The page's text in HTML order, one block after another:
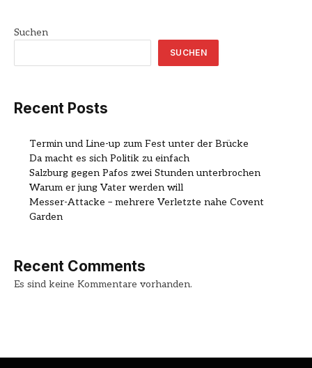
Suchen
SUCHEN
Recent Posts
Termin und Line-up zum Fest unter der Brücke
Da macht es sich Politik zu einfach
Salzburg gegen Pafos zwei Stunden unterbrochen
Warum er jung Vater werden will
Messer-Attacke – mehrere Verletzte nahe Covent
Garden
Recent Comments
Es sind keine Kommentare vorhanden.